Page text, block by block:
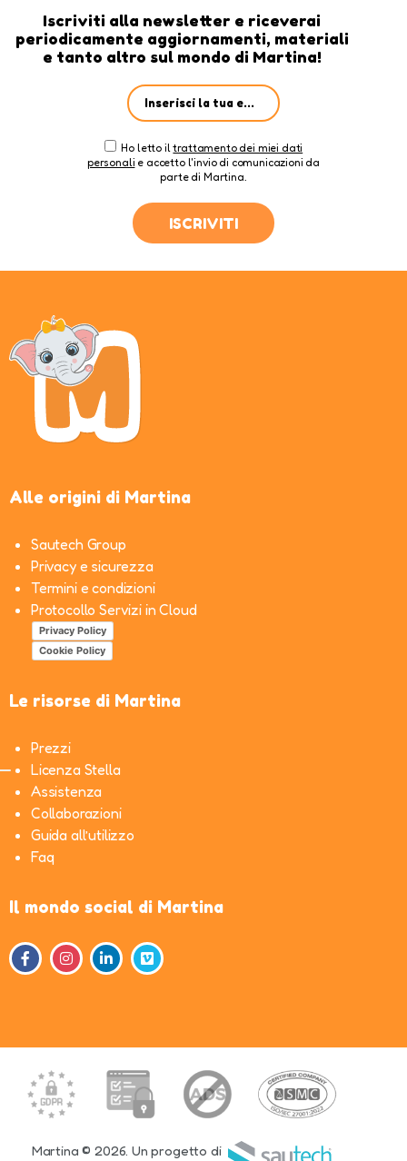
Iscriviti alla newsletter e riceverai
periodicamente aggiornamenti, materiali
e tanto altro sul mondo di Martina!
Ho letto il trattamento dei miei dati
personali e accetto l'invio di comunicazioni da
parte di Martina.
ISCRIVITI
Alle origini di Martina
Sautech Group
Privacy e sicurezza
Termini e condizioni
Protocollo Servizi in Cloud
Privacy Policy
Cookie Policy
Le risorse di Martina
Prezzi
Licenza Stella
Assistenza
Collaborazioni
Guida all’utilizzo
Faq
Il mondo social di Martina
Martina © 2026. Un progetto di